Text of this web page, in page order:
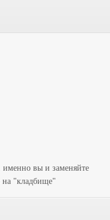
вы и заменяйте
на "кладбище"